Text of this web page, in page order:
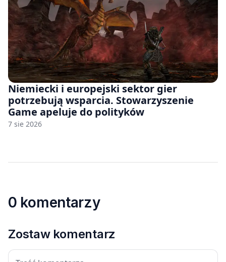
Niemiecki i europejski sektor gier
potrzebują wsparcia. Stowarzyszenie
Game apeluje do polityków
7 sie 2026
0 komentarzy
Zostaw komentarz